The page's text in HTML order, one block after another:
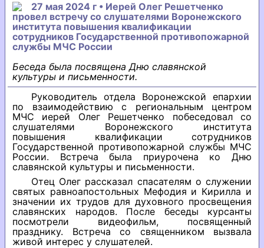
27 мая 2024 г • Иерей Олег Решетченко
провел встречу со слушателями Воронежского
института повышения квалификации
сотрудников Государственной противопожарной
службы МЧС России
Беседа была посвящена Дню славянской
культуры и письменности.
Руководитель отдела Воронежской епархии
по взаимодействию с региональным центром
МЧС иерей Олег Решетченко побеседовал со
слушателями Воронежского института
повышения квалификации сотрудников
Государственной противопожарной службы МЧС
России. Встреча была приурочена ко Дню
славянской культуры и письменности.
Отец Олег рассказал спасателям о служении
святых равноапостольных Мефодия и Кирилла и
значении их трудов для духовного просвещения
славянских народов. После беседы курсанты
посмотрели видеофильм, посвященный
празднику. Встреча со священником вызвала
живой интерес у слушателей.